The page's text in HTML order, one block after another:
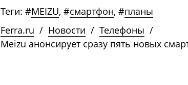
Теги: #MEIZU, #смартфон, #планы
Ferra.ru / Новости / Телефоны /
Meizu анонсирует сразу пять новых